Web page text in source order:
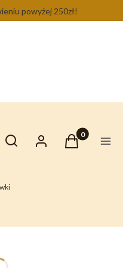
powyżej 250zł!
Otwórz wyszukiwarkę
Szukaj Zaloguj sięProdukty w
Koszyk